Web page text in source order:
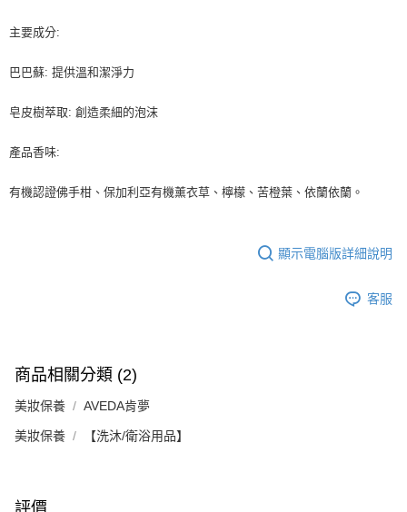
主要成分:
巴巴蘇: 提供溫和潔淨力
皂皮樹萃取: 創造柔細的泡沫
產品香味:
有機認證佛手柑、保加利亞有機薰衣草、檸檬、苦橙葉、依蘭依蘭。
顯示電腦版詳細說明
客服
商品相關分類 (2)
美妝保養 AVEDA肯夢
美妝保養 【洗沐/衛浴用品】
評價